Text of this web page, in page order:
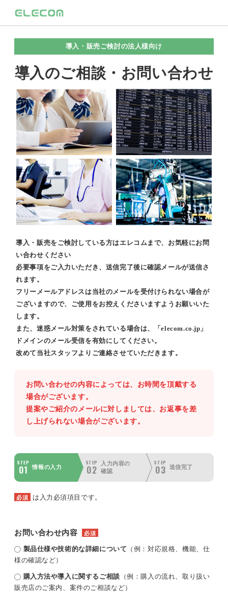
導入・販売ご検討の法人様向け
導入のご相談・お問い合わせ
導入・販売をご検討している方はエレコムまで、お気軽にお問
い合わせください
必要事項をご入力いただき、送信完了後に確認メールが送信さ
れます。
フリーメールアドレスは当社のメールを受付けられない場合が
ございますので、ご使用をお控えくださいますようお願いいた
します。
また、迷惑メール対策をされている場合は、「elecom.co.jp」
ドメインのメール受信を有効にしてください。
改めて当社スタッフよりご連絡させていただきます。
お問い合わせの内容によっては、お時間を頂戴する
場合がございます。
提案やご紹介のメールに対しましては、お返事を差
し上げられない場合がございます。
STEP
01 情報の入力
STEP
02
入力内容の
確認
STEP
03 送信完了
必須 は入力必須項目です。
お問い合わせ内容 必須
製品仕様や技術的な詳細について （例：対応規格、機能、仕
様の確認など）
購入方法や導入に関するご相談 （例：購入の流れ、取り扱い
販売店のご案内、案件のご相談など）